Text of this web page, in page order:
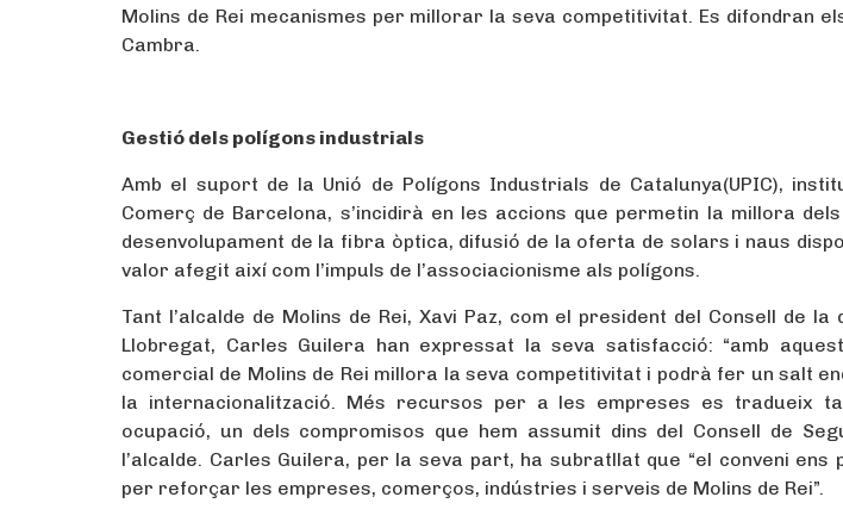
Molins de Rei mecanismes per millorar la seva competitivitat. Es difondran
Cambra.
Gestió dels polígons industrials
Amb el suport de la Unió de Polígons Industrials de Catalunya(UPIC),
Comerç de Barcelona, s’incidirà en les accions que permetin la millora
desenvolupament de la fibra òptica, difusió de la oferta de solars i naus
valor afegit així com l’impuls de l’associacionisme als polígons.
Tant l’alcalde de Molins de Rei, Xavi Paz, com el president del Consell de
Llobregat, Carles Guilera han expressat la seva satisfacció: “amb
comercial de Molins de Rei millora la seva competitivitat i podrà fer un salt
la internacionalització. Més recursos per a les empreses es tradueix
ocupació, un dels compromisos que hem assumit dins del Consell de
l’alcalde. Carles Guilera, per la seva part, ha subratllat que “el conveni
per reforçar les empreses, comerços, indústries i serveis de Molins de Rei”.